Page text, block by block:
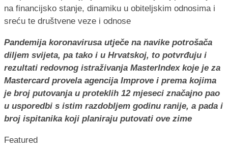
Pandemija koronavirusa utječe na navike potrošača
diljem svijeta, pa tako i u Hrvatskoj, to potvrđuju i
rezultati redovnog istraživanja MasterIndex koje je za
Mastercard provela agencija Improve i prema kojima
je broj putovanja u proteklih 12 mjeseci značajno pao
u usporedbi s istim razdobljem godinu ranije, a pada i
broj ispitanika koji planiraju putovati ove zime
Featured